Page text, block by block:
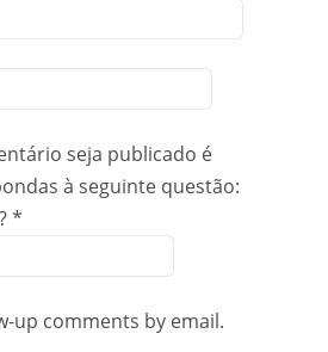
seja publicado é
à seguinte questão:
*
up comments by email.